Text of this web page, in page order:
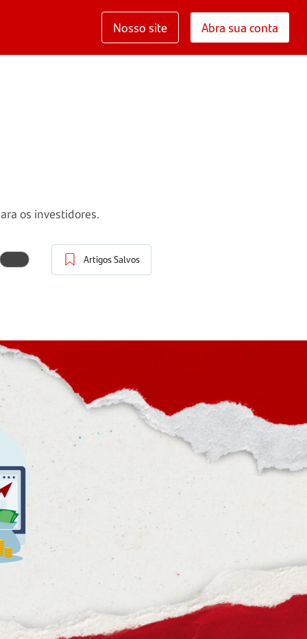
Nosso site Abra sua conta
os investidores.
Artigos Salvos